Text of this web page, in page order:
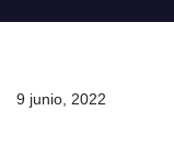
9 junio, 2022